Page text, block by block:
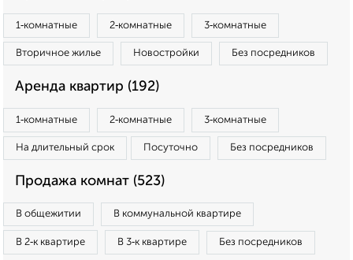
1‑комнатные 2‑комнатные 3‑комнатные
Вторичное жилье Новостройки Без посредников
Аренда квартир (192)
1‑комнатные 2‑комнатные 3‑комнатные
На длительный срок Посуточно Без посредников
Продажа комнат (523)
В общежитии В коммунальной квартире
В 2‑к квартире В 3‑к квартире Без посредников